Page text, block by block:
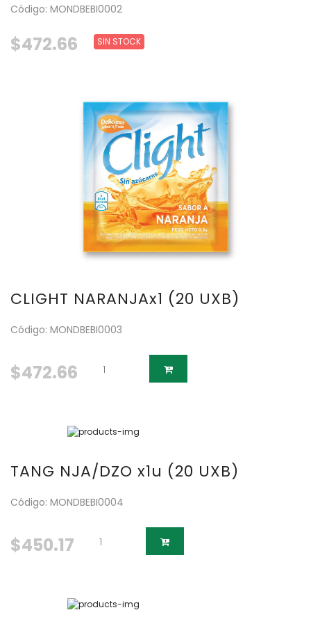
Código: MONDBEBI0002
$472.66 SIN STOCK
CLIGHT NARANJAx1 (20 UXB)
Código: MONDBEBI0003
$472.66
TANG NJA/DZO x1u (20 UXB)
Código: MONDBEBI0004
$450.17